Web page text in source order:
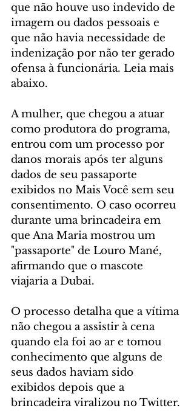
que não houve uso indevido de
imagem ou dados pessoais e
que não havia necessidade de
indenização por não ter gerado
ofensa à funcionária. Leia mais
abaixo.
A mulher, que chegou a atuar
como produtora do programa,
entrou com um processo por
danos morais após ter alguns
dados de seu passaporte
exibidos no Mais Você sem seu
consentimento. O caso ocorreu
durante uma brincadeira em
que Ana Maria mostrou um
"passaporte" de Louro Mané,
afirmando que o mascote
viajaria a Dubai.
O processo detalha que a vítima
não chegou a assistir à cena
quando ela foi ao ar e tomou
conhecimento que alguns de
seus dados haviam sido
exibidos depois que a
brincadeira viralizou no Twitter.